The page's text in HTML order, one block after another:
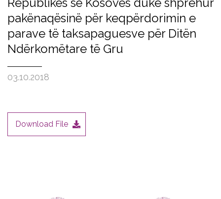
pakënaqësinë për keqpërdorimin e
parave të taksapaguesve për Ditën
Ndërkomëtare të Gru
03.10.2018
Download File